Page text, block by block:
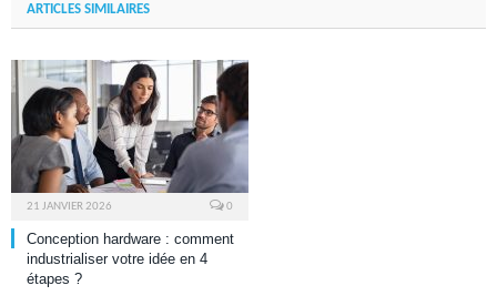
ARTICLES SIMILAIRES
21 JANVIER 2026 0
Conception hardware : comment
industrialiser votre idée en 4
étapes ?